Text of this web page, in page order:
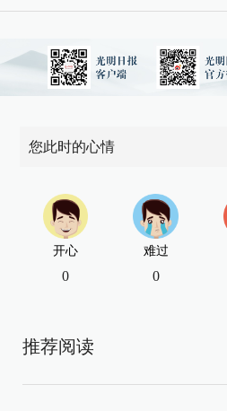
您此时的心情
开心
0
难过
0
推荐阅读